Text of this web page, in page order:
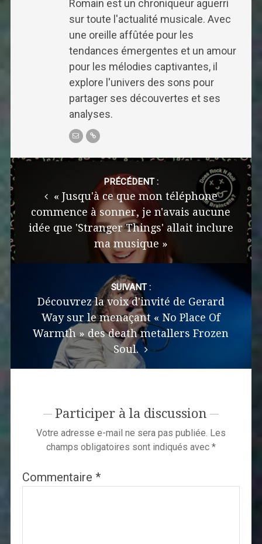
Romain est un chroniqueur aguerri
sur toute l'actualité musicale. Avec
une oreille affûtée pour les
tendances émergentes et un amour
pour les mélodies captivantes, il
explore l'univers des sons pour
partager ses découvertes et ses
analyses.
Post
navigation
PRÉCÉDENT :
« Jusqu'à ce que mon téléphone
commence à sonner, je n'avais aucune
idée que 'Stranger Things' allait inclure
ma musique »
SUIVANT :
Découvrez la voix d'invité de Gerard
Way sur le menaçant « No Place Of
Warmth » des death metallers Frozen
Soul.
Participer à la discussion
Votre adresse e-mail ne sera pas publiée. Les
champs obligatoires sont indiqués avec *
Commentaire *